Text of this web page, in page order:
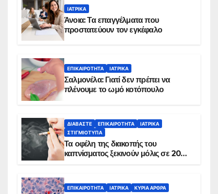
ΙΑΤΡΙΚΆ
Άνοια: Τα επαγγέλματα που
προστατεύουν τον εγκέφαλο
ΕΠΙΚΑΙΡΌΤΗΤΑ ΙΑΤΡΙΚΆ
Σαλμονέλα: Γιατί δεν πρέπει να
πλένουμε το ωμό κοτόπουλο
ΔΙΑΒΆΣΤΕ ΕΠΙΚΑΙΡΌΤΗΤΑ
ΙΑΤΡΙΚΆ
ΣΤΙΓΜΙΌΤΥΠΑ
Τα οφέλη της διακοπής του
καπνίσματος ξεκινούν μόλις σε 20
ΕΠΙΚΑΙΡΌΤΗΤΑ ΙΑΤΡΙΚΆ ΚΥΡΙΑ ΑΡΘΡΑ